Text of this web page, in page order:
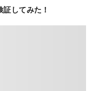
してみた！